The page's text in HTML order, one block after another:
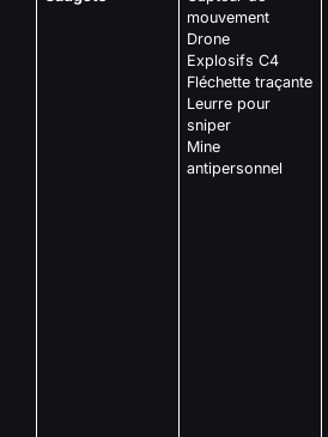
mouvement
Drone
Explosifs C4
Fléchette traçante
Leurre pour
sniper
Mine
antipersonnel